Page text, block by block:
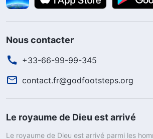
Nous contacter
+33-66-99-99-345
contact.fr@godfootsteps.org
Le royaume de Dieu est arrivé
Le royaume de Dieu est arrivé parmi les